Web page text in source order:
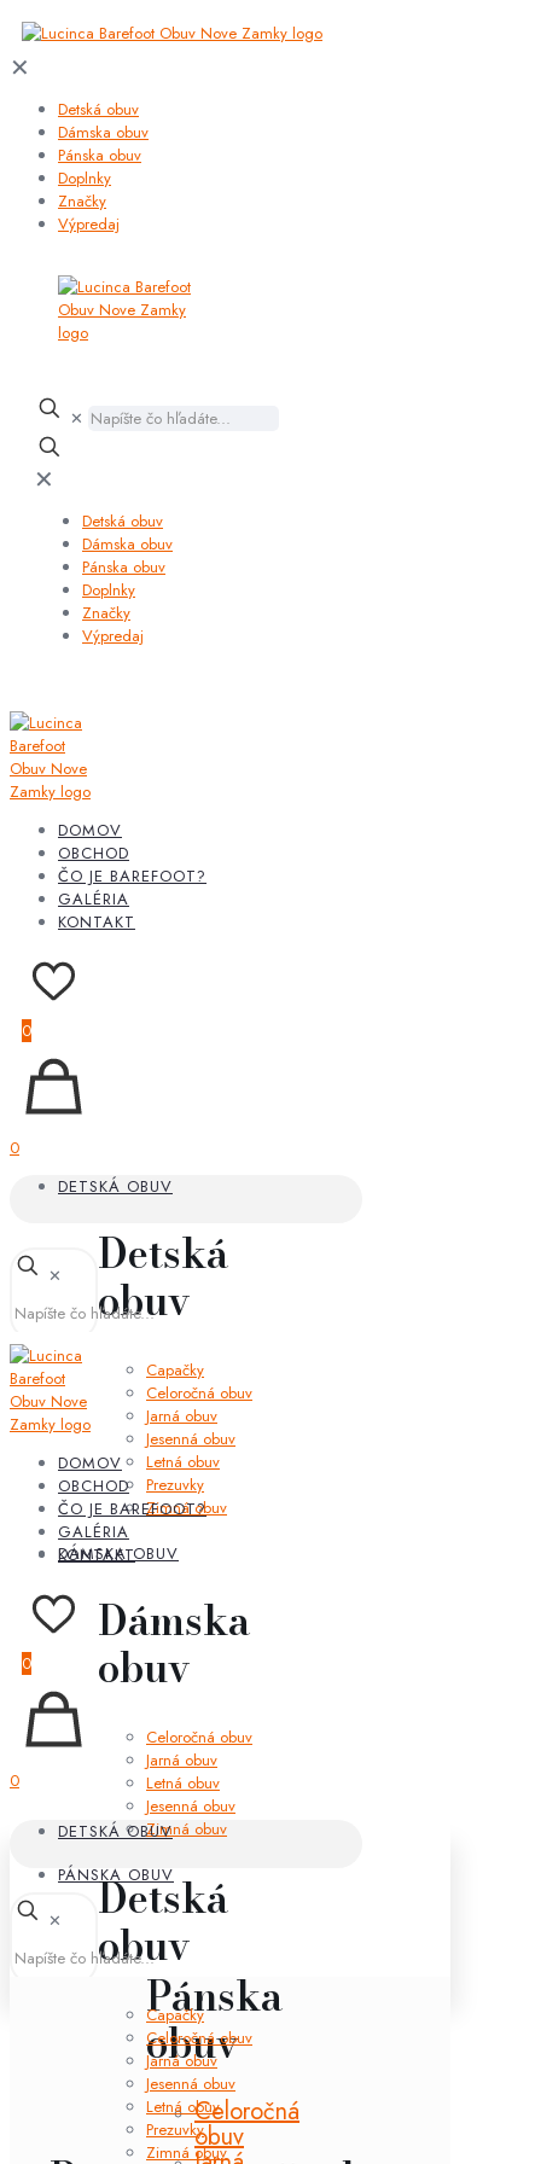
✕
Detská obuv
Dámska obuv
Pánska obuv
Doplnky
Značky
Výpredaj
✕
✕
Detská obuv
Dámska obuv
Pánska obuv
Doplnky
Značky
Výpredaj
DOMOV
OBCHOD
ČO JE BAREFOOT?
GALÉRIA
KONTAKT
0
0
DETSKÁ OBUV
Detská
obuv
Capačky
Celoročná obuv
Jarná obuv
Jesenná obuv
Letná obuv
Prezuvky
Zimná obuv
DÁMSKA OBUV
Dámska
obuv
Celoročná obuv
Jarná obuv
Letná obuv
Jesenná obuv
Zimná obuv
PÁNSKA OBUV
Pánska
obuv
Celoročná
obuv
✕
DOMOV
OBCHOD
ČO JE BAREFOOT?
GALÉRIA
KONTAKT
0
0
DETSKÁ OBUV
Detská
obuv
Capačky
Celoročná obuv
Jarná obuv
Jesenná obuv
Letná obuv
Prezuvky
Zimná obuv
✕